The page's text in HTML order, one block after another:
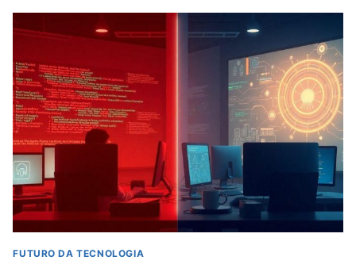
WEB3
E
QUE
SIGNIFICA
PARA
A
CRIAÇÃO
CONTEÚDO
FUTURO DA TECNOLOGIA